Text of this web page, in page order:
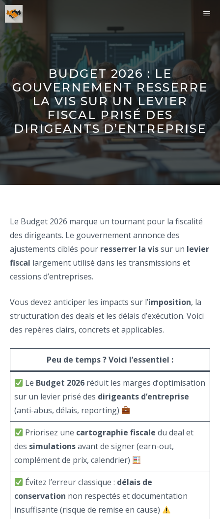
Aller
au
contenu
BUDGET 2026 : LE
GOUVERNEMENT RESSERRE
LA VIS SUR UN LEVIER
FISCAL PRISÉ DES
DIRIGEANTS D’ENTREPRISE
Le Budget 2026 marque un tournant pour la fiscalité
des dirigeants. Le gouvernement annonce des
ajustements ciblés pour resserrer la vissur un levier
fiscal largement utilisé dans les transmissions et
cessions d’entreprises.
Vous devez anticiper les impacts sur l’imposition, la
structuration des deals et les délais d’exécution. Voici
des repères clairs, concrets et applicables.
Peu de temps ? Voici l’essentiel :
Le Budget 2026 réduit les marges d’optimisation
sur un levier prisé des dirigeants d’entreprise
(anti-abus, délais, reporting)
Priorisez une cartographie fiscale du deal et
des simulationsavant de signer (earn-out,
complément de prix, calendrier)
Évitez l’erreur classique : délais de
conservation non respectés et documentation
insuffisante (risque de remise en cause)